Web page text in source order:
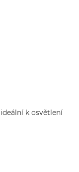
k osvětlení